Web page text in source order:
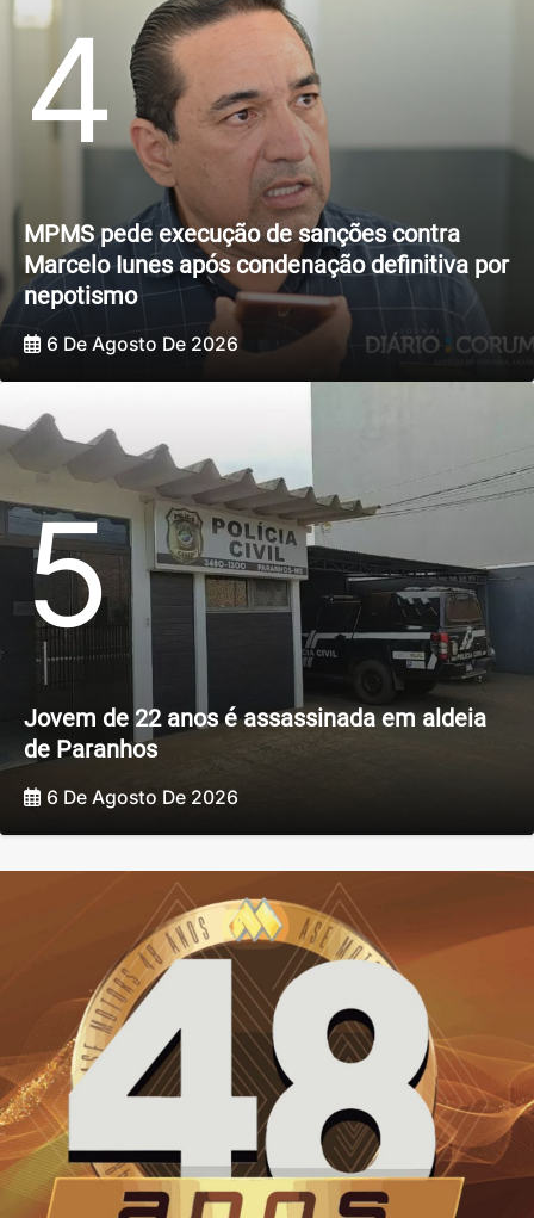
4
MPMS pede execução de sanções contra
Marcelo Iunes após condenação definitiva por
nepotismo
6 De Agosto De 2026
5
Jovem de 22 anos é assassinada em aldeia
de Paranhos
6 De Agosto De 2026